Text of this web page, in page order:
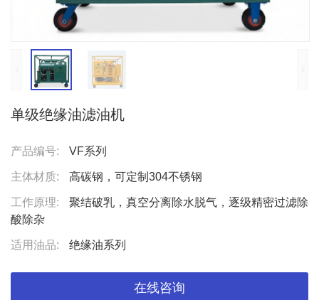
单级绝缘油滤油机
产品编号: VF系列
主体材质: 高碳钢，可定制304不锈钢
工作原理:
聚结破乳，真空分离除水脱气，逐级精密过滤除
酸除杂
适用油品: 绝缘油系列
在线咨询